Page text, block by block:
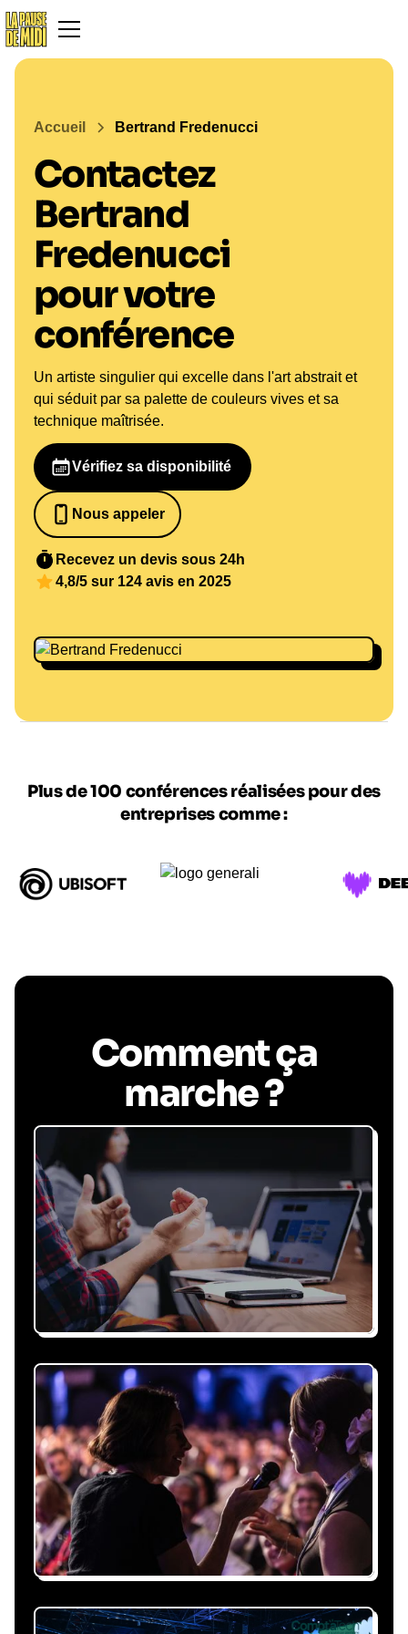
Accueil Bertrand Fredenucci
Contactez
Bertrand
Fredenucci
pour votre
conférence
Un artiste singulier qui excelle dans l'art abstrait et
qui séduit par sa palette de couleurs vives et sa
technique maîtrisée.
Vérifiez sa disponibilité
Nous appeler
0652698481
Recevez un devis sous 24h
4,8/5 sur 124 avis en 2025
Plus de 100 conférences réalisées pour des
entreprises comme :
Comment ça
marche ?
Recevez une proposition
sous 24h
Expliquez-nous vos besoins, on vous répond
sous 24h avec une proposition
personnalisée, claire et adaptée à votre
événement et à vos contraintes.
Nous nous occupons de